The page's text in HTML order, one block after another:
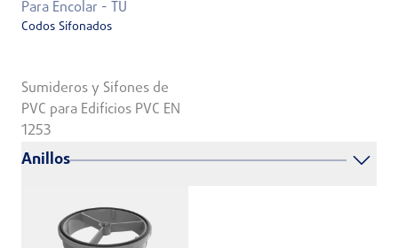
Para Encolar - TU
Codos Sifonados
Sumideros y Sifones de
PVC para Edificios PVC EN
1253
Anillos